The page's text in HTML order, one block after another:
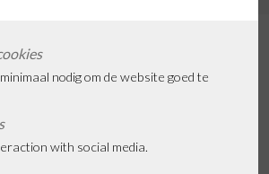
nodig om de website goed te
with social media.